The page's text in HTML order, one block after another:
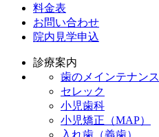
料金表
お問い合わせ
院内見学申込
診療案内
歯のメインテナンス
セレック
小児歯科
小児矯正（MAP）
入れ歯（義歯）